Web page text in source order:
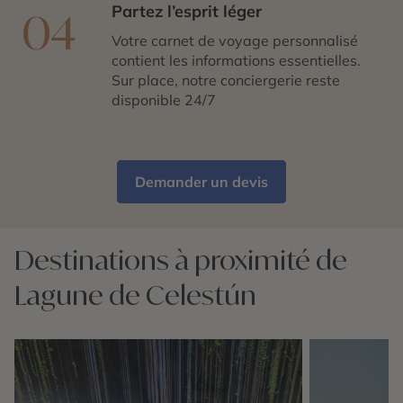
04 Partez l’esprit léger
Votre carnet de voyage personnalisé
contient les informations essentielles.
Sur place, notre conciergerie reste
disponible 24/7
Demander un devis
Destinations à proximité de
Lagune de Celestún